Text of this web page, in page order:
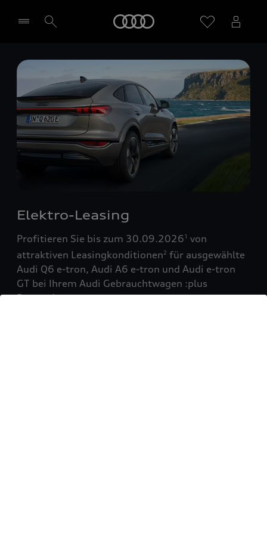
Händler wählen
Elektro-Leasing
Profitieren Sie bis zum 30.09.20261 von
attraktiven Leasingkonditionen2 für ausgewählte
Audi Q6 e-tron, Audi A6 e-tron und Audi e-tron
GT bei Ihrem Audi Gebrauchtwagen :plus
Partner!